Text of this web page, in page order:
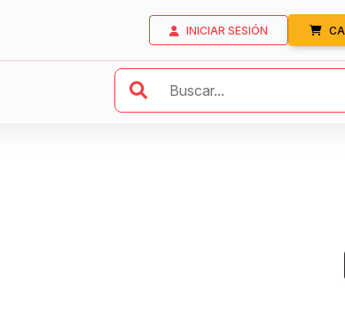
INICIAR SESIÓN